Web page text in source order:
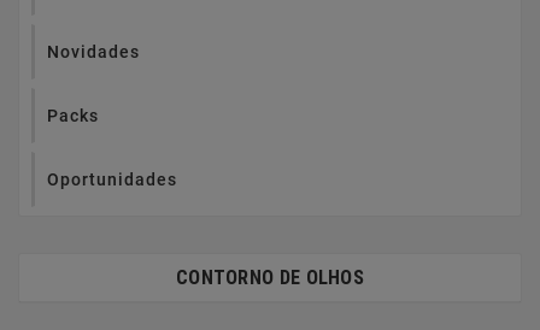
Novidades
Packs
Oportunidades
CONTORNO DE OLHOS